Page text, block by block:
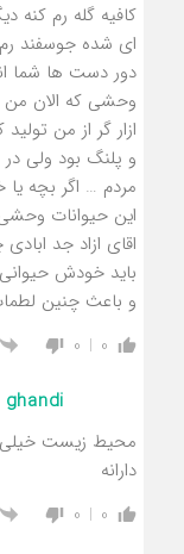
کافیه گله رم کنه
ای شده جوسفند
دور دست ها شما
وحشی که الان من
ازار گر از من
و پلنگ بود ولی
مردم … اگر بچه
این حیوانات
اقای ازاد جد
باید خودش
و باعث چنین
0
0
محیط زیست خیلی
دارانه
0
0